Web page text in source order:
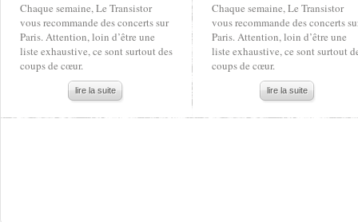
Chaque semaine, Le Transistor
vous recommande des concerts sur
Paris. Attention, loin d’être une
liste exhaustive, ce sont surtout des
coups de cœur.
lire la suite
Chaque semaine, Le Transistor
vous recommande des concerts
Paris. Attention, loin d’être une
liste exhaustive, ce sont surtout
coups de cœur.
lire la suite